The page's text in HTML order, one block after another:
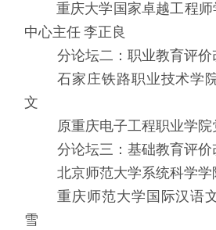
重庆大学国家卓越工程
中心主任 李正良
分论坛二：职业教育评价
石家庄铁路职业技术学
文
原重庆电子工程职业学
分论坛三：基础教育评价
北京师范大学系统科学学
重庆师范大学国际汉语
雪